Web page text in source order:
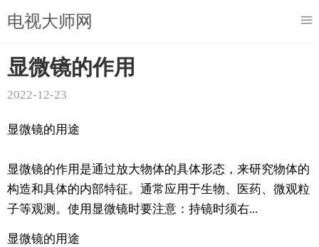
电视大师网
显微镜的作用
2022-12-23
显微镜的用途
显微镜的作用是通过放大物体的具体形态，来研究物体的
构造和具体的内部特征。通常应用于生物、医药、微观粒
子等观测。使用显微镜时要注意：持镜时须右...
显微镜的用途